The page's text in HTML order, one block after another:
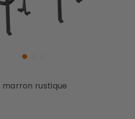
marron rustique